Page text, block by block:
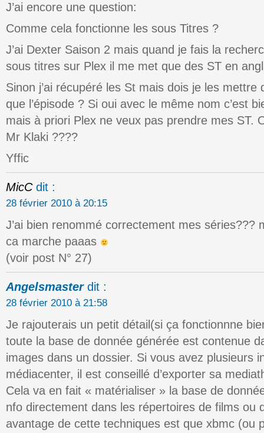
J’ai encore une question:
Comme cela fonctionne les sous Titres ?
J’ai Dexter Saison 2 mais quand je fais la
sous titres sur Plex il me met que des ST en
Sinon j’ai récupéré les St mais dois je les
que l’épisode ? Si oui avec le même nom c’est
mais à priori Plex ne veux pas prendre mes ST.
Mr Klaki ????
Yffic
MicC dit :
28 février 2010 à 20:15
J’ai bien renommé correctement mes séries???
ca marche paaas
(voir post N° 27)
Angelsmaster dit :
28 février 2010 à 21:58
Je rajouterais un petit détail(si ça fonctionnne
toute la base de donnée générée est contenue
images dans un dossier. Si vous avez plusieurs
médiacenter, il est conseillé d’exporter sa
Cela va en fait « matérialiser » la base de
nfo directement dans les répertoires de films ou
avantage de cette techniques est que xbmc (ou